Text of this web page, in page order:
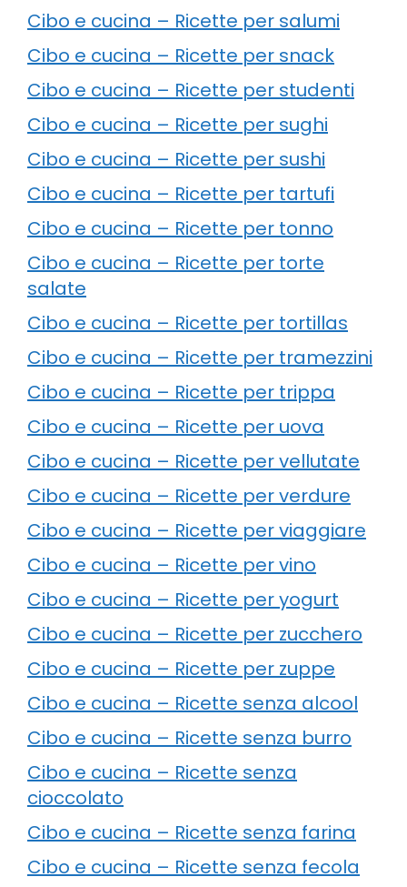
Cibo e cucina – Ricette per salumi
Cibo e cucina – Ricette per snack
Cibo e cucina – Ricette per studenti
Cibo e cucina – Ricette per sughi
Cibo e cucina – Ricette per sushi
Cibo e cucina – Ricette per tartufi
Cibo e cucina – Ricette per tonno
Cibo e cucina – Ricette per torte
salate
Cibo e cucina – Ricette per tortillas
Cibo e cucina – Ricette per tramezzini
Cibo e cucina – Ricette per trippa
Cibo e cucina – Ricette per uova
Cibo e cucina – Ricette per vellutate
Cibo e cucina – Ricette per verdure
Cibo e cucina – Ricette per viaggiare
Cibo e cucina – Ricette per vino
Cibo e cucina – Ricette per yogurt
Cibo e cucina – Ricette per zucchero
Cibo e cucina – Ricette per zuppe
Cibo e cucina – Ricette senza alcool
Cibo e cucina – Ricette senza burro
Cibo e cucina – Ricette senza
cioccolato
Cibo e cucina – Ricette senza farina
Cibo e cucina – Ricette senza fecola